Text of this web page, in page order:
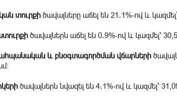
տուրքի ծավալները աճել են 21․1%-ով և
ծավալներն աճել են 0․9%-ով և կազմել՝
և բնօգտագործման վճարների
ծավալներն նվազել են 4․1%-ով և կազմել՝